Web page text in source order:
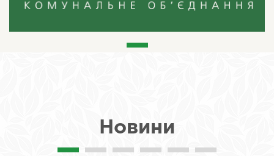
Новини